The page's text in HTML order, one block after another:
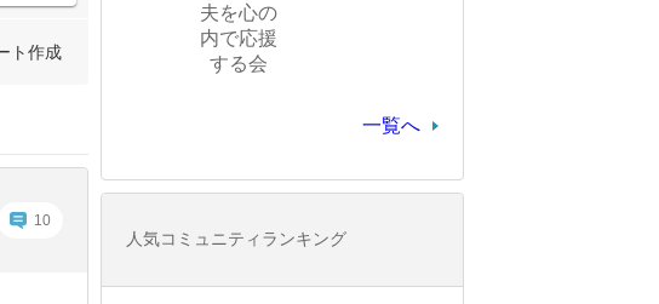
ト作成
10
夫を心の
内で応援
する会
一覧へ
人気コミュニティランキング